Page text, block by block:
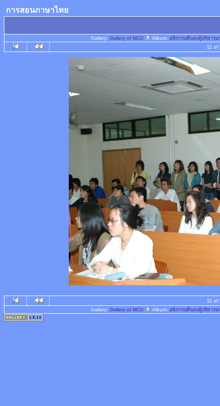
การสอนภาษาไทย
Gallery: Gallery of MCU Album: อธิการบดีและผู้บริหาร
11 of
11 of
Gallery: Gallery of MCU Album: อธิการบดีและผู้บริหาร